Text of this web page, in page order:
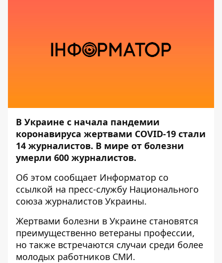
В Украине с начала пандемии
коронавируса жертвами COVID-19 стали
14 журналистов. В мире от болезни
умерли 600 журналистов.
Об этом сообщает Информатор со
ссылкой на пресс-службу Национального
союза журналистов Украины.
Жертвами болезни в Украине становятся
преимущественно ветераны профессии,
но также встречаются случаи среди более
молодых работников СМИ.